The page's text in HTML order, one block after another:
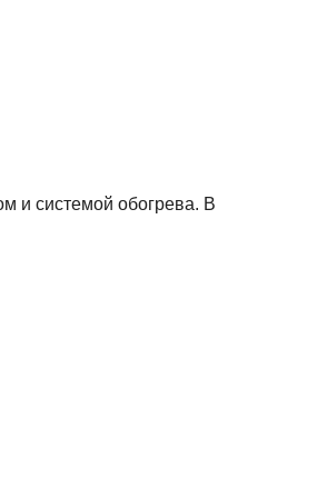
и системой обогрева. В